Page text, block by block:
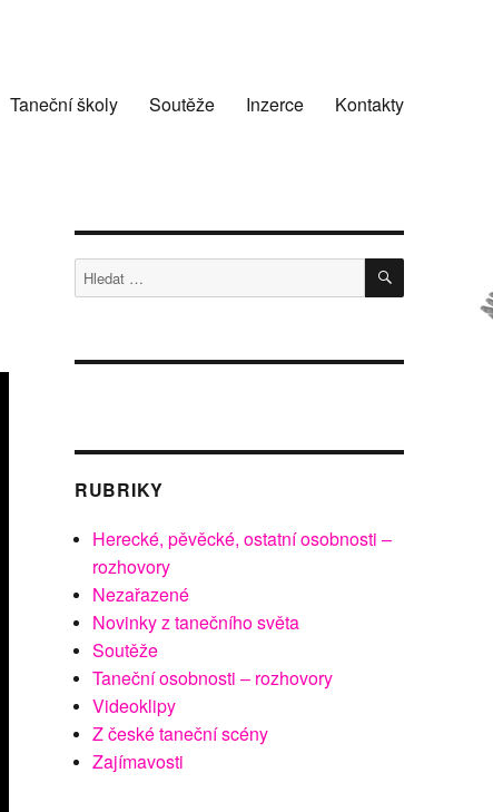
Taneční školy Soutěže Inzerce Kontakty
Hledat: HLEDÁNÍ
RUBRIKY
Herecké, pěvěcké, ostatní osobnosti –
rozhovory
Nezařazené
Novinky z tanečního světa
Soutěže
Taneční osobnosti – rozhovory
Videoklipy
Z české taneční scény
Zajímavosti